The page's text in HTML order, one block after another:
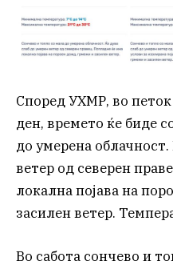
Според УХМР, во
ден, времето ќе биде
до умерена
ветер од северен
локална појава на
засилен ветер.
Во сабота сончево и